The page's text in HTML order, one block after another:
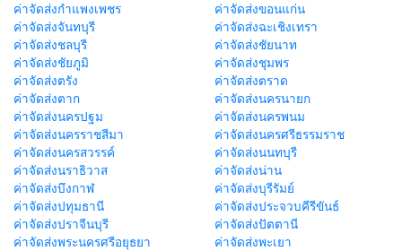
ค่าจัดส่งกำแพงเพชร
ค่าจัดส่งขอนแก่น
ค่าจัดส่งจันทบุรี
ค่าจัดส่งฉะเชิงเทรา
ค่าจัดส่งชลบุรี
ค่าจัดส่งชัยนาท
ค่าจัดส่งชัยภูมิ
ค่าจัดส่งชุมพร
ค่าจัดส่งตรัง
ค่าจัดส่งตราด
ค่าจัดส่งตาก
ค่าจัดส่งนครนายก
ค่าจัดส่งนครปฐม
ค่าจัดส่งนครพนม
ค่าจัดส่งนครราชสีมา
ค่าจัดส่งนครศรีธรรมราช
ค่าจัดส่งนครสวรรค์
ค่าจัดส่งนนทบุรี
ค่าจัดส่งนราธิวาส
ค่าจัดส่งน่าน
ค่าจัดส่งบึงกาฬ
ค่าจัดส่งบุรีรัมย์
ค่าจัดส่งปทุมธานี
ค่าจัดส่งประจวบคีรีขันธ์
ค่าจัดส่งปราจีนบุรี
ค่าจัดส่งปัตตานี
ค่าจัดส่งพระนครศรีอยุธยา
ค่าจัดส่งพะเยา